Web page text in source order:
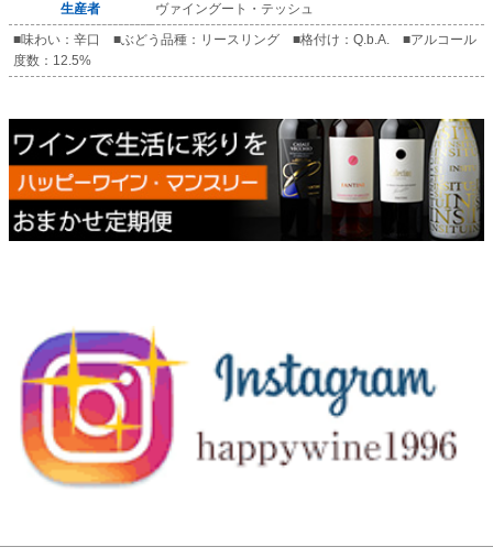
生産者
ヴァイングート・テッシュ
■味わい：辛口 ■ぶどう品種：リースリング ■格付け：Q.b.A. ■アルコール
度数：12.5%